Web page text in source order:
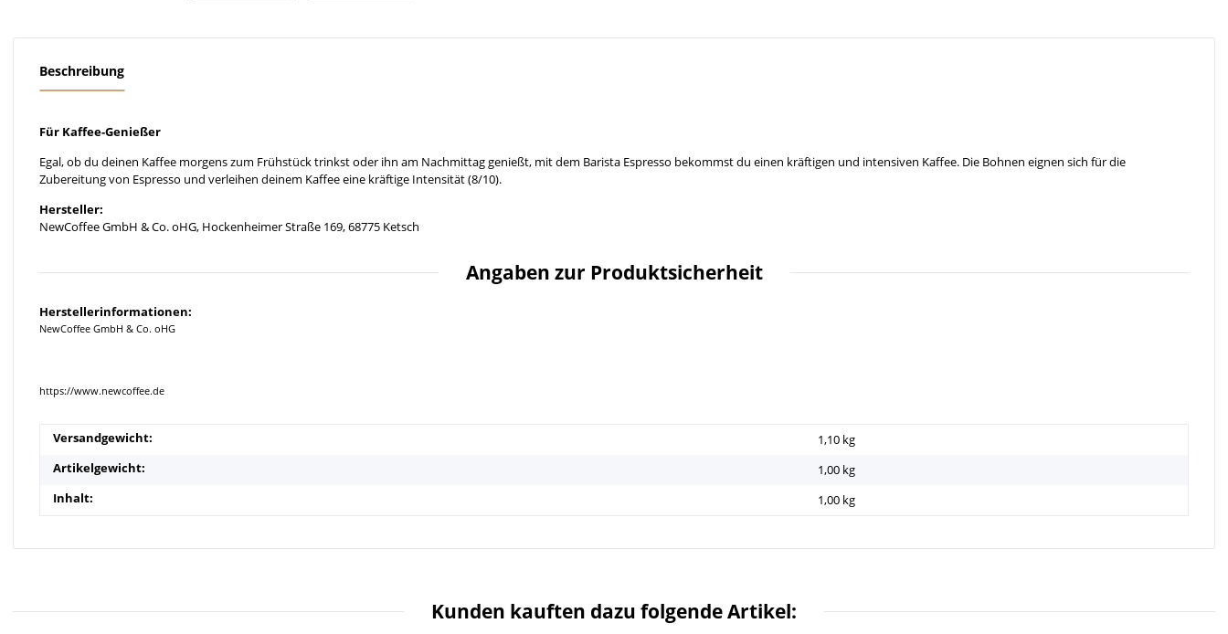
Beschreibung
Für Kaffee-Genießer
Egal, ob du deinen Kaffee morgens zum Frühstück trinkst oder ihn am Nachmittag genießt, mit dem Barista Espresso bekommst du einen kräftigen und intensiven Kaffee. Die Bohnen eignen sich für die
Zubereitung von Espresso und verleihen deinem Kaffee eine kräftige Intensität (8/10).
Hersteller:
NewCoffee GmbH & Co. oHG, Hockenheimer Straße 169, 68775 Ketsch
Angaben zur Produktsicherheit
Herstellerinformationen:
NewCoffee GmbH & Co. oHG
https://www.newcoffee.de
Versandgewicht:
1,10 kg
Artikelgewicht:
1,00 kg
Inhalt:
1,00 kg
Kunden kauften dazu folgende Artikel: